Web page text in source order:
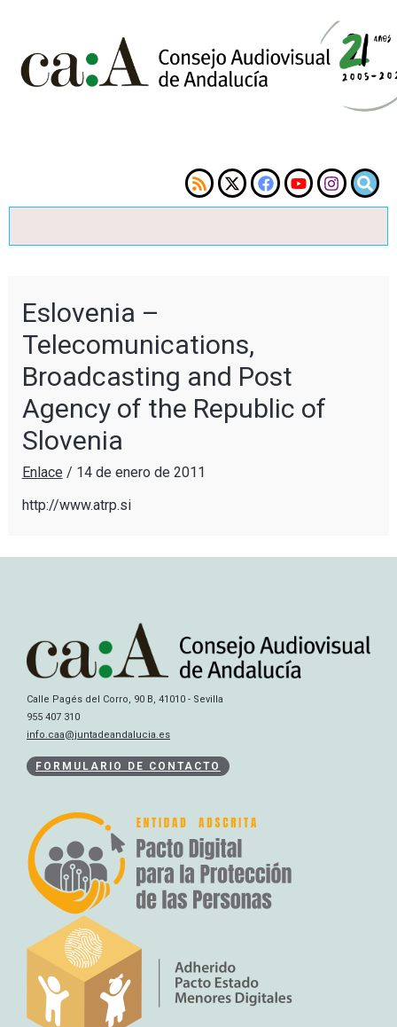
Eslovenia –
Telecomunications,
Broadcasting and Post
Agency of the Republic of
Slovenia
Enlace/ 14 de enero de 2011
http://www.atrp.si
Calle Pagés del Corro, 90 B, 41010 - Sevilla
955 407 310
info.caa@juntadeandalucia.es
FORMULARIO DE CONTACTO